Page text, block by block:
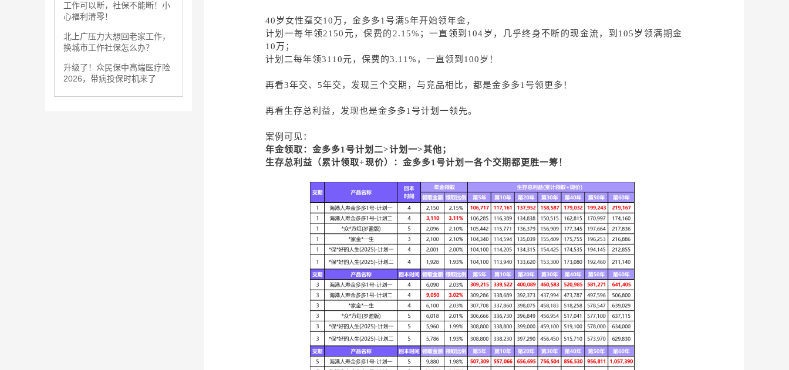
工作可以断，社保不能断！小
心福利清零！
北上广压力大想回老家工作，
换城市工作社保怎么办？
升级了！众民保中高端医疗险
2026，带病投保时机来了
40岁女性趸交10万，金多多1号满5年开始领年金，
计划一每年领2150元，保费的2.15%；一直领到104岁，几乎终身不断的现金流，到105岁领满期金
10万；
计划二每年领3110元，保费的3.11%，一直领到100岁！
再看3年交、5年交，发现三个交期，与竞品相比，都是金多多1号领更多！
再看生存总利益，发现也是金多多1号计划一领先。
案例可见：
年金领取：金多多1号计划二>计划一>其他；
生存总利益（累计领取+现价）：金多多1号计划一各个交期都更胜一筹！